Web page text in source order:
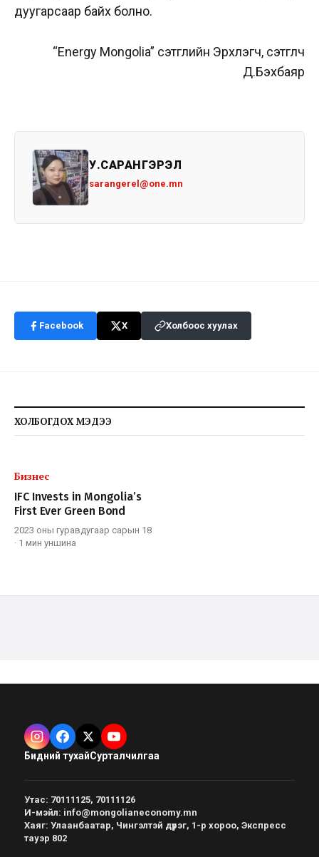
дуугарсаар байх болно.
“Energy Mongolia” сэтгүүлийн Эрхлэгч, сэтгүүлч
Д.Бэхбаяр
У.САРАНГЭРЭЛ
sarangerel@one.mn
Facebook X Холбоос хуулах
ХОЛБОГДОХ МЭДЭЭ
Бизнес
IFC Invests in Mongolia’s
First Ever Green Bond
2023 оны гуравдугаар сарын 18
· 1 мин уншина
Бидний тухайСурталчилгаа
Утас: 70111125, 70111126
И-мэйл: info@mongolianeconomy.mn
Хаяг: Улаанбаатар, Чингэлтэй дүүрэг, 1-р хороо, Экспресс
тауэр 802